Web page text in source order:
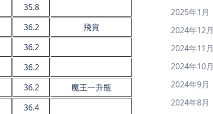
35.8
36.2
飛賞
36.2
36.2
36.2
魔王一升瓶
36.4
2025年1月
2024年12月
2024年11月
2024年10月
2024年9月
2024年8月